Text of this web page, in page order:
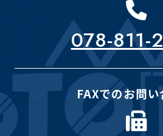
078-811-
FAXでのお問い